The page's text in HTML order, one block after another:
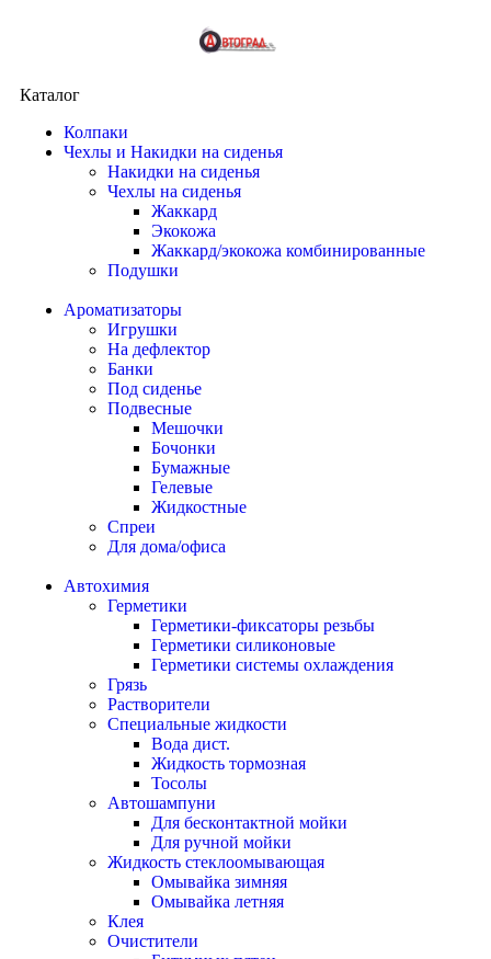
Каталог
Колпаки
Чехлы и Накидки на сиденья
Накидки на сиденья
Чехлы на сиденья
Жаккард
Экокожа
Жаккард/экокожа комбинированные
Подушки
Ароматизаторы
Игрушки
На дефлектор
Банки
Под сиденье
Подвесные
Мешочки
Бочонки
Бумажные
Гелевые
Жидкостные
Спреи
Для дома/офиса
Автохимия
Герметики
Герметики-фиксаторы резьбы
Герметики силиконовые
Герметики системы охлаждения
Грязь
Растворители
Специальные жидкости
Вода дист.
Жидкость тормозная
Тосолы
Автошампуни
Для бесконтактной мойки
Для ручной мойки
Жидкость стеклоомывающая
Омывайка зимняя
Омывайка летняя
Клея
Очистители